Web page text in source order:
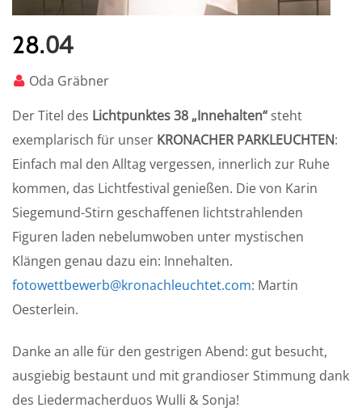
28.04
Oda Gräbner
Der Titel des Lichtpunktes 38 „Innehalten“ steht
exemplarisch für unser KRONACHER PARKLEUCHTEN:
Einfach mal den Alltag vergessen, innerlich zur Ruhe
kommen, das Lichtfestival genießen. Die von Karin
Siegemund-Stirn geschaffenen lichtstrahlenden
Figuren laden nebelumwoben unter mystischen
Klängen genau dazu ein: Innehalten.
fotowettbewerb@kronachleuchtet.com: Martin
Oesterlein.
Danke an alle für den gestrigen Abend: gut besucht,
ausgiebig bestaunt und mit grandioser Stimmung dank
des Liedermacherduos Wulli & Sonja!